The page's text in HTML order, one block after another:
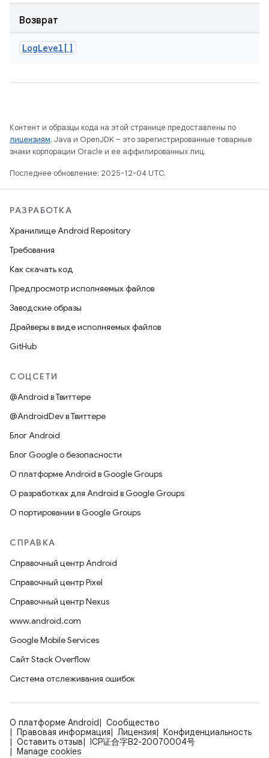
Возврат
LogLevel[]
Контент и образцы кода на этой странице предоставлены по
лицензиям. Java и OpenJDK – это зарегистрированные товарные
знаки корпорации Oracle и ее аффилированных лиц.
Последнее обновление: 2025-12-04 UTC.
РАЗРАБОТКА
Хранилище Android Repository
Требования
Как скачать код
Предпросмотр исполняемых файлов
Заводские образы
Драйверы в виде исполняемых файлов
GitHub
СОЦСЕТИ
@Android в Твиттере
@AndroidDev в Твиттере
Блог Android
Блог Google о безопасности
О платформе Android в Google Groups
О разработках для Android в Google Groups
О портировании в Google Groups
СПРАВКА
Справочный центр Android
Справочный центр Pixel
Справочный центр Nexus
www.android.com
Google Mobile Services
Сайт Stack Overflow
Система отслеживания ошибок
О платформе Android
Сообщество
Правовая информация
Лицензия
Конфиденциальность
Оставить отзыв
ICP证合字B2-20070004号
Manage cookies